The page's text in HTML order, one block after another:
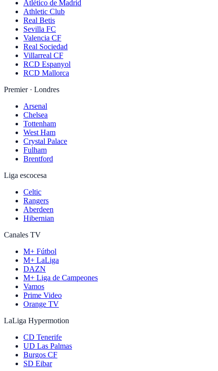
Atlético de Madrid
Athletic Club
Real Betis
Sevilla FC
Valencia CF
Real Sociedad
Villarreal CF
RCD Espanyol
RCD Mallorca
Premier · Londres
Arsenal
Chelsea
Tottenham
West Ham
Crystal Palace
Fulham
Brentford
Liga escocesa
Celtic
Rangers
Aberdeen
Hibernian
Canales TV
M+ Fútbol
M+ LaLiga
DAZN
M+ Liga de Campeones
Vamos
Prime Video
Orange TV
LaLiga Hypermotion
CD Tenerife
UD Las Palmas
Burgos CF
SD Eibar